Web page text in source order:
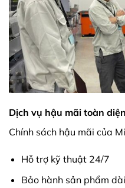
Dịch vụ hậu mãi toàn diện
Chính sách hậu mãi của
Hỗ trợ kỹ thuật 24/7
Bảo hành sản phẩm